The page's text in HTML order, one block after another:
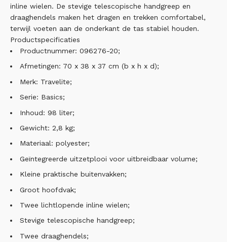
inline wielen. De stevige telescopische handgreep en
draaghendels maken het dragen en trekken comfortabel,
terwijl voeten aan de onderkant de tas stabiel houden.
Productspecificaties
Productnummer: 096276-20;
Afmetingen: 70 x 38 x 37 cm (b x h x d);
Merk: Travelite;
Serie: Basics;
Inhoud: 98 liter;
Gewicht: 2,8 kg;
Materiaal: polyester;
Geïntegreerde uitzetplooi voor uitbreidbaar volume;
Kleine praktische buitenvakken;
Groot hoofdvak;
Twee lichtlopende inline wielen;
Stevige telescopische handgreep;
Twee draaghendels;